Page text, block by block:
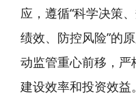
应，遵循“科学决策
绩效、防控风险”的
动监管重心前移，严
建设效率和投资效益。